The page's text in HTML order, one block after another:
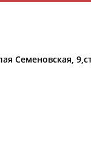
Семеновская,